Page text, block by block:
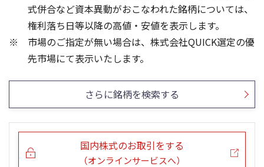
25/12
25/10
25/08
25/06
25/04 24/01
23/01
22/01
21/01
式併合など資本異動がおこなわれた銘柄については、
権利落ち日等以降の高値・安値を表示します。
市場のご指定が無い場合は、株式会社QUICK選定の優
先市場にて表示いたします。
さらに銘柄を検索する
国内株式のお取引をする
（オンラインサービスへ）